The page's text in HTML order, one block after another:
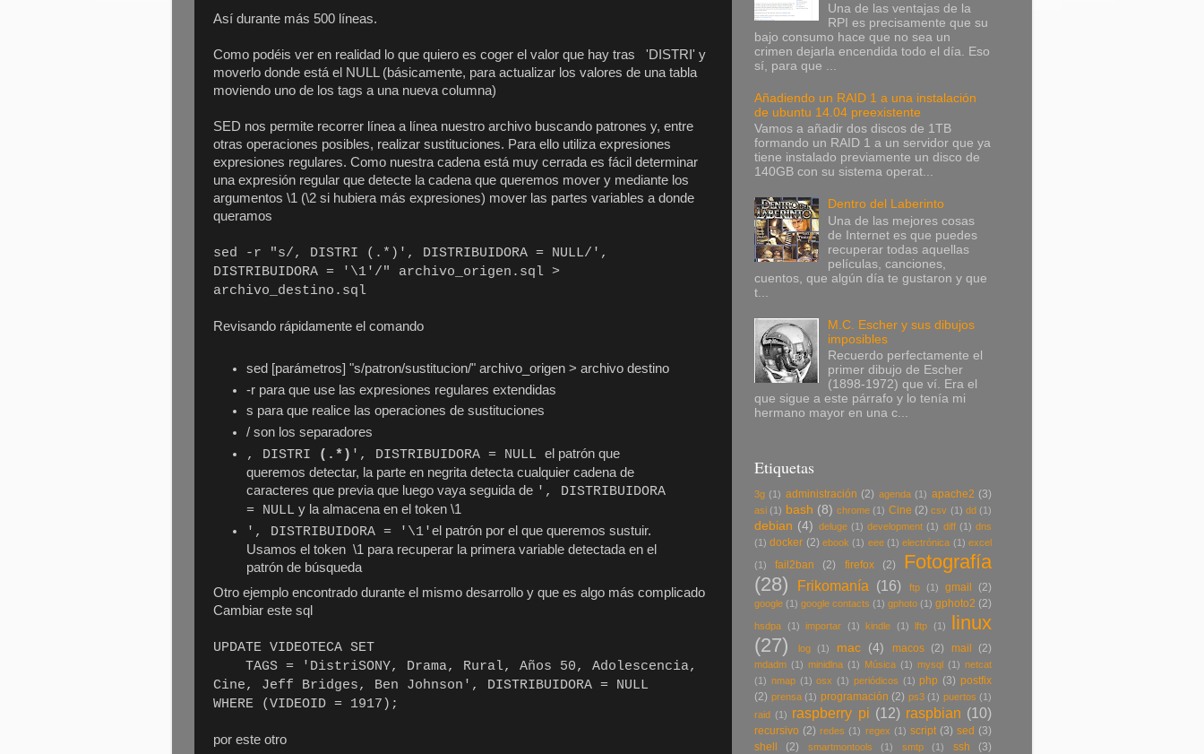
Así durante más 500 líneas.
Como podéis ver en realidad lo que quiero es coger el valor que hay tras 'DISTRI' y
moverlo donde está el NULL (básicamente, para actualizar los valores de una tabla
moviendo uno de los tags a una nueva columna)
SED nos permite recorrer línea a línea nuestro archivo buscando patrones y, entre
otras operaciones posibles, realizar sustituciones. Para ello utiliza expresiones
expresiones regulares. Como nuestra cadena está muy cerrada es fácil determinar
una expresión regular que detecte la cadena que queremos mover y mediante los
argumentos \1 (\2 si hubiera más expresiones) mover las partes variables a donde
queramos
sed -r "s/, DISTRI (.*)', DISTRIBUIDORA = NULL/',
DISTRIBUIDORA = '\1'/" archivo_origen.sql >
archivo_destino.sql
Revisando rápidamente el comando
sed [parámetros] "s/patron/sustitucion/" archivo_origen > archivo destino
-r para que use las expresiones regulares extendidas
s para que realice las operaciones de sustituciones
/ son los separadores
, DISTRI
(.*) ', DISTRIBUIDORA = NULLel patrón que
queremos detectar, la parte en negrita detecta cualquier cadena de
caracteres que previa que luego vaya seguida de ', DISTRIBUIDORA
= NULL y la almacena en el token \1
', DISTRIBUIDORA = '\1'el patrón por el que queremos sustuir.
Usamos el token \1 para recuperar la primera variable detectada en el
patrón de búsqueda
Otro ejemplo encontrado durante el mismo desarrollo y que es algo más complicado
Cambiar este sql
UPDATE VIDEOTECA SET
TAGS = 'DistriSONY, Drama, Rural, Años 50, Adolescencia,
Cine, Jeff Bridges, Ben Johnson', DISTRIBUIDORA = NULL
WHERE (VIDEOID = 1917);
por este otro
Una de las ventajas de la
RPI es precisamente que su
bajo consumo hace que no sea un
crimen dejarla encendida todo el día. Eso
sí, para que ...
Añadiendo un RAID 1 a una instalación
de ubuntu 14.04 preexistente
Vamos a añadir dos discos de 1TB
formando un RAID 1 a un servidor que ya
tiene instalado previamente un disco de
140GB con su sistema operat...
Dentro del Laberinto
Una de las mejores cosas
de Internet es que puedes
recuperar todas aquellas
películas, canciones,
cuentos, que algún día te gustaron y que
t...
M.C. Escher y sus dibujos
imposibles
Recuerdo perfectamente el
primer dibujo de Escher
(1898-1972) que ví. Era el
que sigue a este párrafo y lo tenía mi
hermano mayor en una c...
Etiquetas
3g (1) administración (2) agenda (1) apache2 (3)
asi (1) bash (8) chrome (1) Cine (2) csv (1) dd (1)
debian (4) deluge (1) development (1) diff (1) dns
(1) docker (2) ebook (1) eee (1) electrónica (1) excel
(1) fail2ban (2) firefox (2)
Fotografía
(28)
Frikomanía (16) ftp (1) gmail (2)
google (1) google contacts (1) gphoto (1) gphoto2 (2)
hsdpa (1) importar (1) kindle (1) lftp (1)
linux
(27)
log (1) mac (4) macos (2) mail (2)
mdadm (1) minidlna (1) Música (1) mysql (1) netcat
(1) nmap (1) osx (1) periódicos (1) php (3) postfix
(2) prensa (1) programación (2) ps3 (1) puertos (1)
raid (1) raspberry pi (12) raspbian (10)
recursivo (2) redes (1) regex (1) script (3) sed (3)
shell
(2) smartmontools (1) smtp (1) ssh (3)